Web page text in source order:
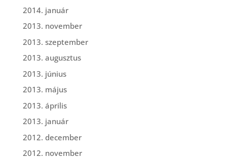
2014. január
2013. november
2013. szeptember
2013. augusztus
2013. június
2013. május
2013. április
2013. január
2012. december
2012. november